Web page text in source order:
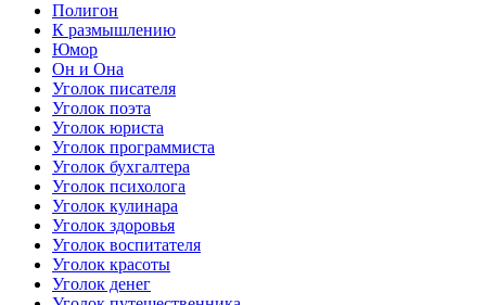
Полигон
К размышлению
Юмор
Он и Она
Уголок писателя
Уголок поэта
Уголок юриста
Уголок программиста
Уголок бухгалтера
Уголок психолога
Уголок кулинара
Уголок здоровья
Уголок воспитателя
Уголок красоты
Уголок денег